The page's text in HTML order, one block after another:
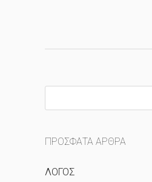
ΠΡΌΣΦΑΤΑ ΆΡΘΡΑ
ΛΟΓΟΣ